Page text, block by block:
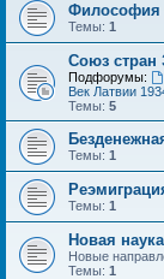
Философия
Темы: 1
Cоюз стран
Подфорумы:
Век Латвии
Темы: 5
Темы: 1
Темы: 1
Новая
Новые
Темы: 1